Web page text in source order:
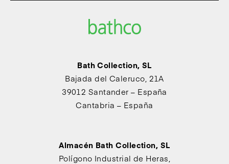
Bath Collection, SL
Bajada del Caleruco, 21A
39012 Santander – España
Cantabria – España
Almacén Bath Collection, SL
Polígono Industrial de Heras,